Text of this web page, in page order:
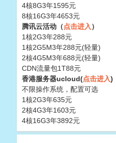
4核8G3年1595元
8核16G3年4653元
腾讯云活动（点击进入）
1核2G3年288元
1核2G5M3年288元(轻量)
2核4G5M3年688元(轻量)
CDN流量包1T88元
香港服务器ucloud(点击进入)
不限操作系统，配置可选
1核2G3年635元
2核4G3年1603元
4核16G3年3892元